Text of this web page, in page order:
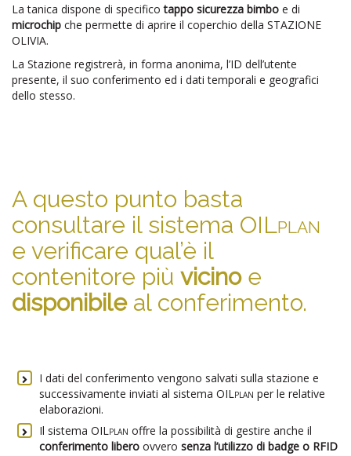
La tanica dispone di specificotappo sicurezza bimbo e di
microchip che permette di aprire il coperchio della STAZIONE
OLIVIA.
La Stazione registrerà, in forma anonima, l’ID dell’utente
presente, il suo conferimento ed i dati temporali e geografici
dello stesso.
A questo punto basta
consultare il sistema OILplan
e verificare qual’è il
contenitore più vicinoe
disponibileal conferimento.
I dati del conferimento vengono salvati sulla stazione e
successivamente inviati al sistema OILplan per le relative
elaborazioni.
Il sistema OILplan offre la possibilità di gestire anche il
conferimento libero ovvero senza l’utilizzo di badge o RFID